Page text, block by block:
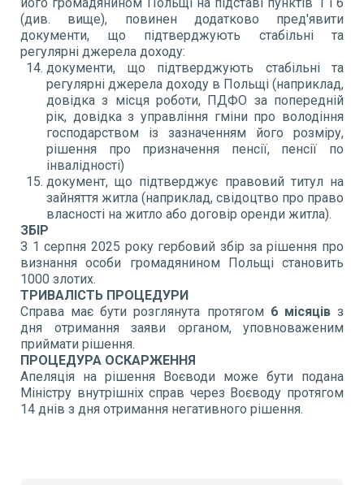
(див. вище), повинен додатково пред'явити
документи, що підтверджують стабільні та
регулярні джерела доходу:
документи, що підтверджують стабільні та
регулярні джерела доходу в Польщі (наприклад,
довідка з місця роботи, ПДФО за попередній
рік, довідка з управління гміни про володіння
господарством із зазначенням його розміру,
рішення про призначення пенсії, пенсії по
інвалідності)
документ, що підтверджує правовий титул на
зайняття житла (наприклад, свідоцтво про право
власності на житло або договір оренди житла).
ЗБІР
З 1 серпня 2025 року гербовий збір за рішення про
визнання особи громадянином Польщі становить
1000 злотих.
ТРИВАЛІСТЬ ПРОЦЕДУРИ
Справа має бути розглянута протягом 6 місяцівз
дня отримання заяви органом, уповноваженим
приймати рішення.
ПРОЦЕДУРА ОСКАРЖЕННЯ
Апеляція на рішення Воєводи може бути подана
Міністру внутрішніх справ через Воєводу протягом
14 днів з дня отримання негативного рішення.